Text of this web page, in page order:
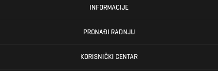
INFORMACIJE
PRONAĐI RADNJU
KORISNIČKI CENTAR